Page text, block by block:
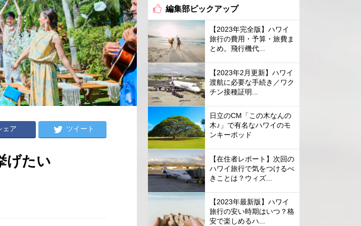
ェア ツイート
げたい
編集部ピックアップ
【2023年完全版】ハワイ
旅行の費用・予算・旅費ま
とめ。飛行機代...
【2023年2月更新】ハワイ
渡航に必要な手続き／ワク
チン接種証明...
日立のCM「この木なんの
木♪」で有名なハワイのモ
ンキーポッド
【在住者レポート】次回の
ハワイ旅行で気をつけるべ
きことは？ウィズ...
【2023年最新版】ハワイ
旅行の安い時期はいつ？格
安で楽しめるハ...